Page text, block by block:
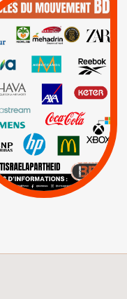
QUE BOYCOTTER ?
BOYCOTT /
AXA BNP | CAF |
Carrefour | HP |
Keter |
Livres et brochures |
Mehadrin | PUMA
Sodastream |
Visuels, tracts,
affiches,...